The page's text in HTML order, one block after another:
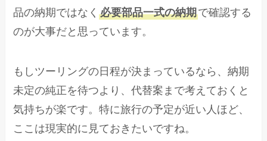
品の納期ではなく必要部品一式の納期で確認する
のが大事だと思っています。
もしツーリングの日程が決まっているなら、納期
未定の純正を待つより、代替案まで考えておくと
気持ちが楽です。特に旅行の予定が近い人ほど、
ここは現実的に見ておきたいですね。